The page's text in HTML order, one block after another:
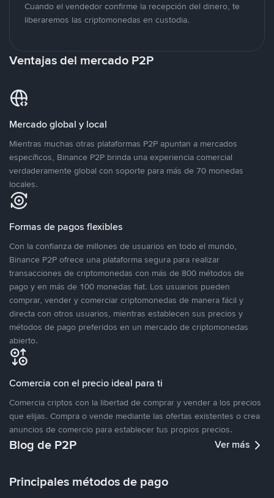
Cuando el vendedor confirme la recepción del dinero, te
liberaremos las criptomonedas en custodia.
Ventajas del mercado P2P
Mercado global y local
Mientras muchas otras plataformas P2P apuntan a mercados
específicos, Binance P2P brinda una experiencia comercial
verdaderamente global con soporte para más de 70 monedas
locales.
Formas de pagos flexibles
Con la confianza de millones de usuarios en todo el mundo,
Binance P2P ofrece una plataforma segura para realizar
transacciones de criptomonedas con más de 800 métodos de
pago y en más de 100 monedas fiat. Los usuarios pueden
comprar, vender y comerciar criptomonedas de manera fácil y
directa con otros usuarios, mientras establecen sus precios y
métodos de pago preferidos en un mercado de criptomonedas
abierto.
Comercia con el precio ideal para ti
Comercia criptos con la libertad de comprar y vender a los precios
que elijas. Compra o vende mediante las ofertas existentes o crea
anuncios de comercio para establecer tus propios precios.
Blog de P2P Ver más
Principales métodos de pago